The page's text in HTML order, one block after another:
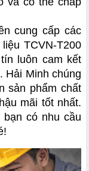
cung cấp các
TCVN-T200
luôn cam kết
Hải Minh chúng
sản phẩm chất
mãi tốt nhất.
có nhu cầu